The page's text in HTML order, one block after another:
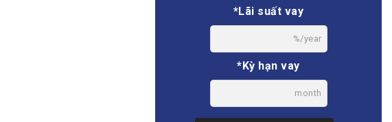
*Lãi suất vay
%/year
*Kỳ hạn vay
month